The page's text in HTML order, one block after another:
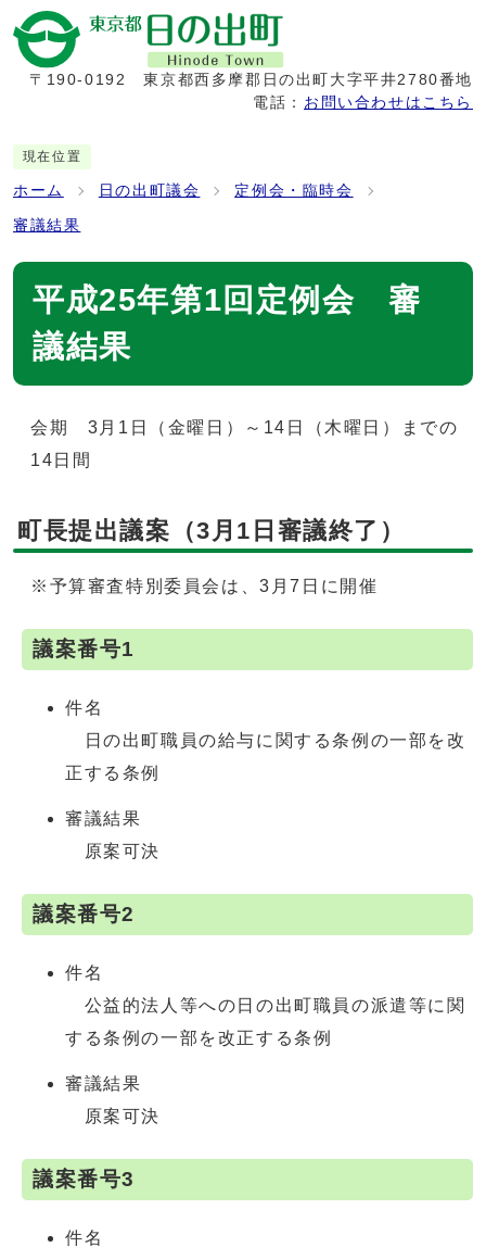
〒190-0192
東京都西多摩郡日の出町大字平井2780番地
電話： お問い合わせはこちら
現在位置
ホーム 日の出町議会 定例会・臨時会
審議結果
平成25年第1回定例会 審
議結果
会期 3月1日（金曜日）～14日（木曜日）までの
14日間
町長提出議案（3月1日審議終了）
※予算審査特別委員会は、3月7日に開催
議案番号1
件名
日の出町職員の給与に関する条例の一部を改
正する条例
審議結果
原案可決
議案番号2
件名
公益的法人等への日の出町職員の派遣等に関
する条例の一部を改正する条例
審議結果
原案可決
議案番号3
件名